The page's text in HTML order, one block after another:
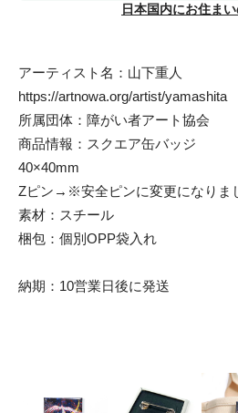
日本国内にお住ま
アーティスト名：山下重人
https://artnowa.org/artist/yamashita
所属団体：障がい者アート協会
商品情報：スクエア缶バッジ
40×40mm
Zピン→※安全ピンに変更になりま
素材：スチール
梱包：個別OPP袋入れ
納期：10営業日後に発送